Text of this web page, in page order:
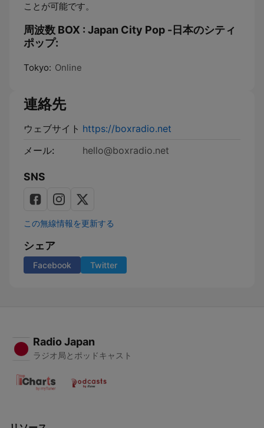
ことが可能です。
周波数 BOX : Japan City Pop -日本のシティ
ポップ:
Tokyo: Online
連絡先
ウェブサイト https://boxradio.net
メール:
hello@boxradio.net
SNS
この無線情報を更新する
シェア
Facebook Twitter
Radio Japan
ラジオ局とポッドキャスト